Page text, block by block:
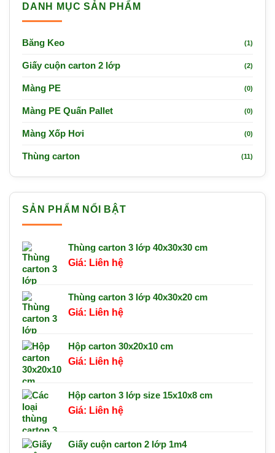
DANH MỤC SẢN PHẨM
Băng Keo (1)
Giấy cuộn carton 2 lớp (2)
Màng PE (0)
Màng PE Quấn Pallet (0)
Màng Xốp Hơi (0)
Thùng carton (11)
SẢN PHẨM NỔI BẬT
Thùng carton 3 lớp 40x30x30 cm
Liên hệ
Thùng carton 3 lớp 40x30x20 cm
Liên hệ
Hộp carton 30x20x10 cm
Liên hệ
Hộp carton 3 lớp size 15x10x8 cm
Liên hệ
Giấy cuộn carton 2 lớp 1m4